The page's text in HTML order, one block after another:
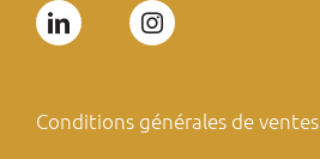
Conditions générales de ventes